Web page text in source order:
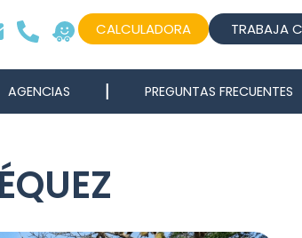
CALCULADORA TRABAJA
AGENCIAS PREGUNTAS FRECUENTES